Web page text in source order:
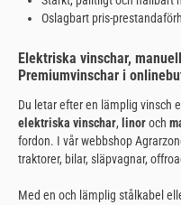
Oslagbart pris-
Elektriska vinschar,
Premiumvinschar i
Du letar efter en lämplig vinsch
elektriska vinschar, linoroch
fordon. I vår webbshop
traktorer, bilar, släpvagnar,
Med en och lämplig stålkabel